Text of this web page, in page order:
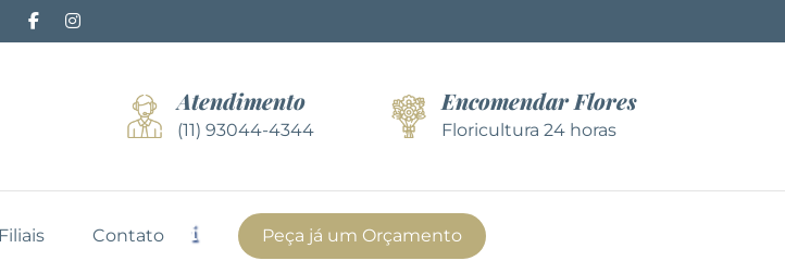
Atendimento
(11) 93044-4344
Encomendar Flores
Floricultura 24 horas
Filiais Contato Peça já um Orçamento